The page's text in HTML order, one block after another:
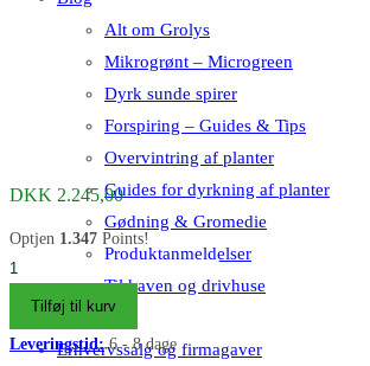
Alt om Grolys
Mikrogrønt – Microgreen
Dyrk sunde spirer
Forspiring – Guides & Tips
Overvintring af planter
Guides for dyrkning af planter
Gødning & Gromedie
Produktanmeldelser
Til haven og drivhuse
Kontakt os
Erhvervssalg og firmagaver
DKK 2.245,00
Optjen 1.347 Points!
Plantekumme
3mm
stålplade
50×50×50cm
Tilføj til kurv
Leveringstid:6 - 8 dage